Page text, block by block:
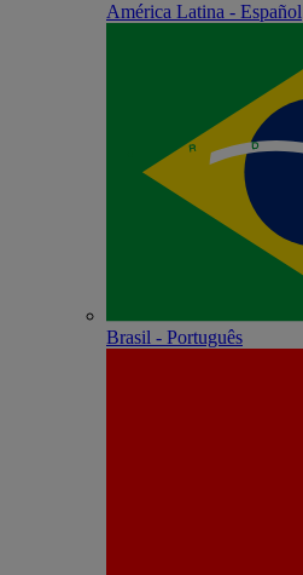
América Latina - Español
Brasil - Português